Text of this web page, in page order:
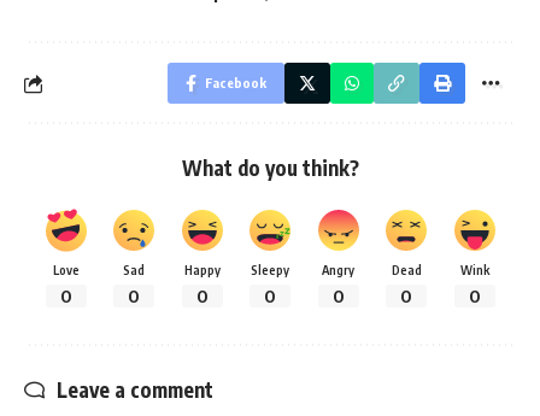
Facebook
What do you think?
Love
0
Sad
0
Happy
0
Sleepy
0
Angry
0
Dead
0
Wink
0
Leave a comment